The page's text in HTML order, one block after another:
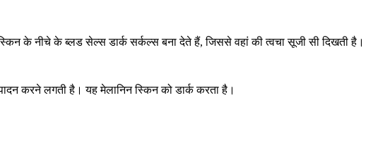
के नीचे के ब्लड सेल्स डार्क सर्कल्स बना देते हैं, जिससे वहां की त्वचा सूजी सी दिखती है।
करने लगती है। यह मेलानिन स्किन को डार्क करता है।